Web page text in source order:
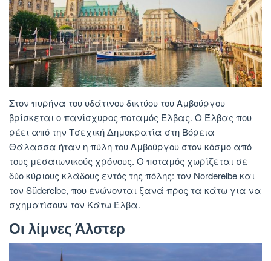
Στον πυρήνα του υδάτινου δικτύου του Αμβούργου
βρίσκεται ο πανίσχυρος ποταμός Έλβας. Ο Έλβας που
ρέει από την Τσεχική Δημοκρατία στη Βόρεια
Θάλασσα ήταν η πύλη του Αμβούργου στον κόσμο από
τους μεσαιωνικούς χρόνους. Ο ποταμός χωρίζεται σε
δύο κύριους κλάδους εντός της πόλης: τον Norderelbe και
τον Süderelbe, που ενώνονται ξανά προς τα κάτω για να
σχηματίσουν τον Κάτω Έλβα.
Οι λίμνες Άλστερ